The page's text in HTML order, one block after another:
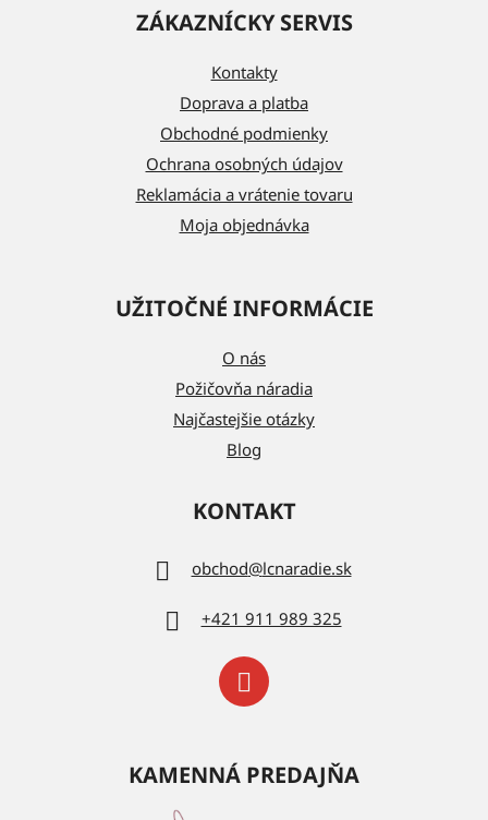
ZÁKAZNÍCKY SERVIS
Kontakty
Doprava a platba
Obchodné podmienky
Ochrana osobných údajov
Reklamácia a vrátenie tovaru
Moja objednávka
UŽITOČNÉ INFORMÁCIE
O nás
Požičovňa náradia
Najčastejšie otázky
Blog
KONTAKT
obchod@lcnaradie.sk
+421 911 989 325
KAMENNÁ PREDAJŇA